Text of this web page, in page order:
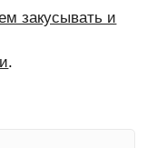
закусывать и
.